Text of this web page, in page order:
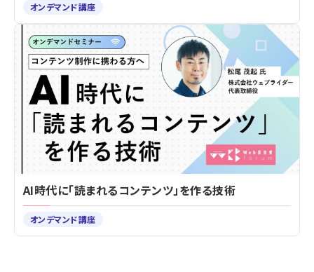
オンデマンド講座
AI時代に「読まれるコンテンツ」を作る技術
オンデマンド講座